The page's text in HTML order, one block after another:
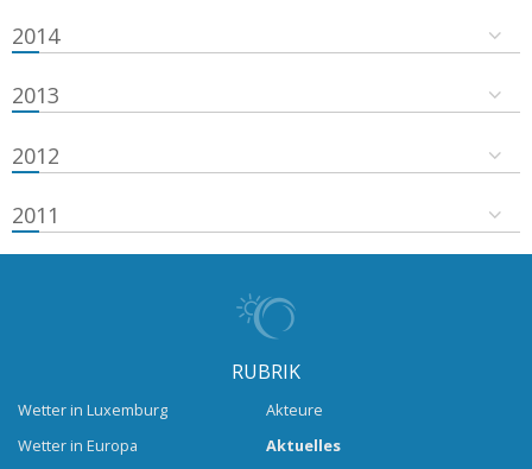
2014
2013
2012
2011
RUBRIK
Wetter in Luxemburg
Wetter in Europa
Akteure
Aktuelles